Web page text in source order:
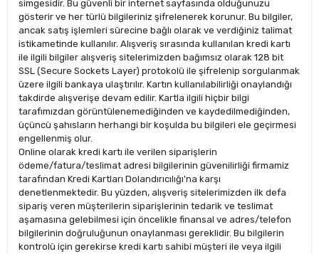
simgesidir. Bu güvenli bir internet sayfasında olduğunuzu
gösterir ve her türlü bilgileriniz şifrelenerek korunur. Bu bilgiler,
ancak satış işlemleri sürecine bağlı olarak ve verdiğiniz talimat
istikametinde kullanılır. Alışveriş sırasında kullanılan kredi kartı
ile ilgili bilgiler alışveriş sitelerimizden bağımsız olarak 128 bit
SSL (Secure Sockets Layer) protokolü ile şifrelenip sorgulanmak
üzere ilgili bankaya ulaştırılır. Kartın kullanılabilirliği onaylandığı
takdirde alışverişe devam edilir. Kartla ilgili hiçbir bilgi
tarafımızdan görüntülenemediğinden ve kaydedilmediğinden,
üçüncü şahısların herhangi bir koşulda bu bilgileri ele geçirmesi
engellenmiş olur.
Online olarak kredi kartı ile verilen siparişlerin
ödeme/fatura/teslimat adresi bilgilerinin güvenilirliği firmamiz
tarafından Kredi Kartları Dolandırıcılığı'na karşı
denetlenmektedir. Bu yüzden, alışveriş sitelerimizden ilk defa
sipariş veren müşterilerin siparişlerinin tedarik ve teslimat
aşamasına gelebilmesi için öncelikle finansal ve adres/telefon
bilgilerinin doğruluğunun onaylanması gereklidir. Bu bilgilerin
kontrolü için gerekirse kredi kartı sahibi müşteri ile veya ilgili